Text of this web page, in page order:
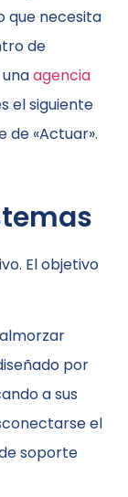
que necesita
de
agencia
el siguiente
«Actuar».
El objetivo
por
a sus
el
soporte